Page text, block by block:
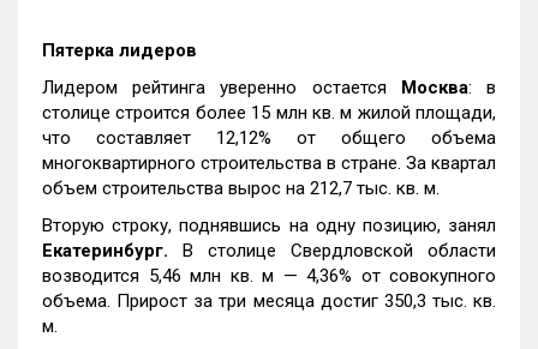
Пятерка лидеров
Лидером рейтинга уверенно остается Москва: в
столице строится более 15 млн кв. м жилой площади,
что составляет 12,12% от общего объема
многоквартирного строительства в стране. За квартал
объем строительства вырос на 212,7 тыс. кв. м.
Вторую строку, поднявшись на одну позицию, занял
Екатеринбург. В столице Свердловской области
возводится 5,46 млн кв. м — 4,36% от совокупного
объема. Прирост за три месяца достиг 350,3 тыс. кв.
м.